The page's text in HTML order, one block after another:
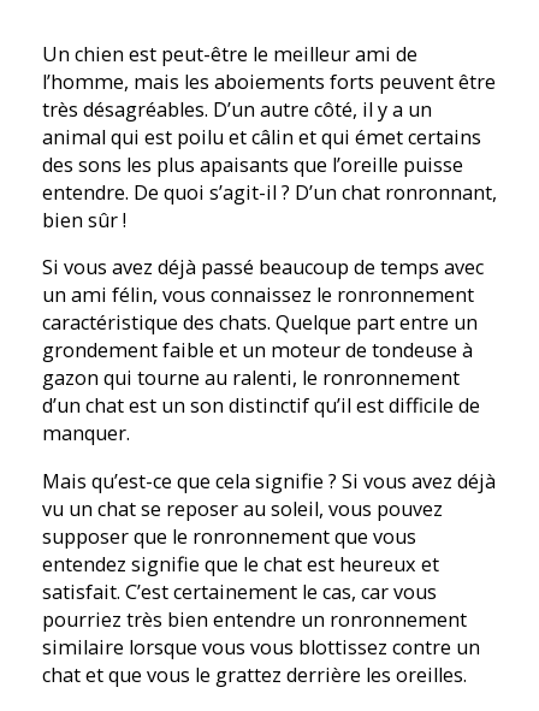
Un chien est peut-être le meilleur ami de
l’homme, mais les aboiements forts peuvent être
très désagréables. D’un autre côté, il y a un
animal qui est poilu et câlin et qui émet certains
des sons les plus apaisants que l’oreille puisse
entendre. De quoi s’agit-il ? D’un chat ronronnant,
bien sûr !
Si vous avez déjà passé beaucoup de temps avec
un ami félin, vous connaissez le ronronnement
caractéristique des chats. Quelque part entre un
grondement faible et un moteur de tondeuse à
gazon qui tourne au ralenti, le ronronnement
d’un chat est un son distinctif qu’il est difficile de
manquer.
Mais qu’est-ce que cela signifie ? Si vous avez déjà
vu un chat se reposer au soleil, vous pouvez
supposer que le ronronnement que vous
entendez signifie que le chat est heureux et
satisfait. C’est certainement le cas, car vous
pourriez très bien entendre un ronronnement
similaire lorsque vous vous blottissez contre un
chat et que vous le grattez derrière les oreilles.